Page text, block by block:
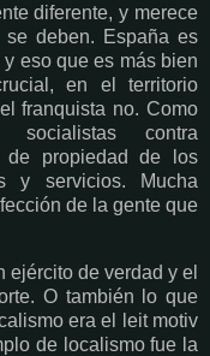
diferente, y merece
deben. España es
eso que es más bien
en el territorio
franquista no. Como
contra
de propiedad de los
y servicios. Mucha
de la gente que
ejército de verdad y el
O también lo que
era el leit motiv
de localismo fue la